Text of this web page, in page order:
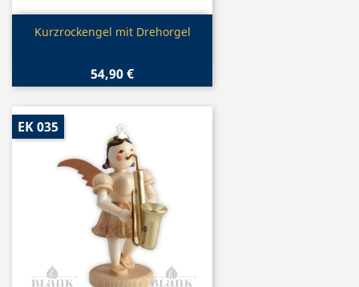
Vorschau
Kurzrockengel mit Drehorgel
54,90 €
EK 035